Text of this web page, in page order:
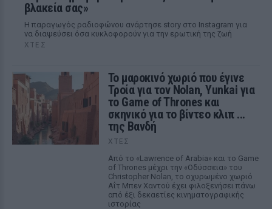
βλακεία σας»
Η παραγωγός ραδιοφώνου ανάρτησε story στο Instagram για
να διαψεύσει όσα κυκλοφορούν για την ερωτική της ζωή
ΧΤΕΣ
Το μαροκινό χωριό που έγινε
Τροία για τον Nolan, Yunkai για
το Game of Thrones και
σκηνικό για το βίντεο κλιπ ...
της Βανδή
ΧΤΕΣ
Από το «Lawrence of Arabia» και το Game
of Thrones μέχρι την «Οδύσσεια» του
Christopher Nolan, το οχυρωμένο χωριό
Αΐτ Μπεν Χαντού έχει φιλοξενήσει πάνω
από έξι δεκαετίες κινηματογραφικής
ιστορίας